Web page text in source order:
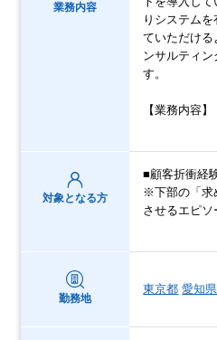
業務内容
りシステム
ていただける
ンサルティン
す。
【業務内容】
対象となる方
■顧客折衝経
※下部の「求
させるエピソ
勤務地
東京都 愛知県